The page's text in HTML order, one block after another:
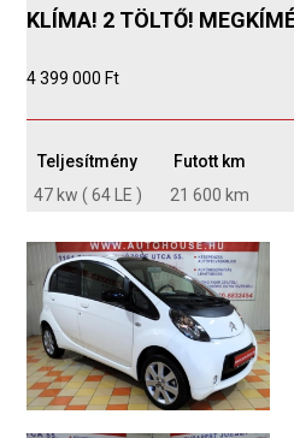
KLÍMA! 2 TÖLTŐ!
4 399 000 Ft
Teljesítmény
47 kw ( 64 LE )
Futott km
21 600 km